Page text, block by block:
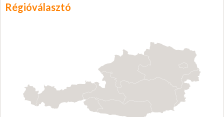
Régióválasztó